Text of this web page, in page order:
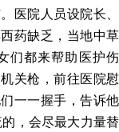
医院人员设院长、
药缺乏，当地中草
们都来帮助医护伤
关枪，前往医院慰
一一握手，告诉他
，会尽最大力量替